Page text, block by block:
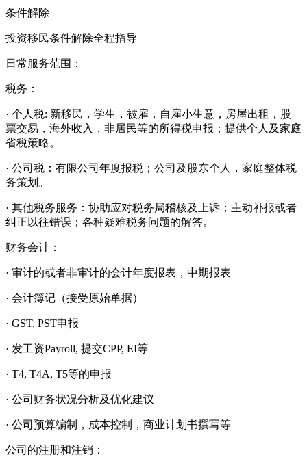
条件解除
投资移民条件解除全程指导
日常服务范围：
税务：
· 个人税: 新移民，学生，被雇，自雇小生意，房屋出租，股
票交易，海外收入，非居民等的所得税申报；提供个人及家庭
省税策略。
· 公司税：有限公司年度报税；公司及股东个人，家庭整体税
务策划。
· 其他税务服务：协助应对税务局稽核及上诉；主动补报或者
纠正以往错误；各种疑难税务问题的解答。
财务会计：
· 审计的或者非审计的会计年度报表，中期报表
· 会计簿记（接受原始单据）
· GST, PST申报
· 发工资Payroll, 提交CPP, EI等
· T4, T4A, T5等的申报
· 公司财务状况分析及优化建议
· 公司预算编制，成本控制，商业计划书撰写等
公司的注册和注销：